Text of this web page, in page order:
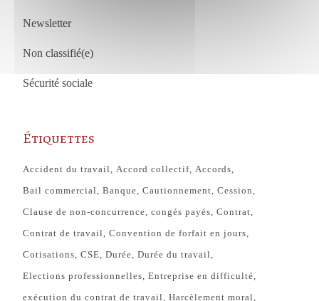
Newsletter
Non classifié(e)
Sécurité sociale
Étiquettes
Accident du travail Accord collectif Accords
Bail commercial Banque Cautionnement Cession
Clause de non-concurrence congés payés Contrat
Contrat de travail Convention de forfait en jours
Cotisations CSE Durée Durée du travail
Elections professionnelles Entreprise en difficulté
exécution du contrat de travail Harcèlement moral